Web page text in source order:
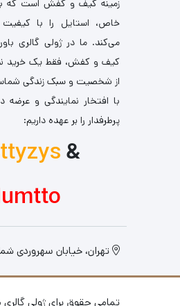
زمینه کیف و کفش است که با
خاص، استایل را با
می‌کند. ما در ژولی گالری
کیف و کفش، فقط یک خرید
از شخصیت و سبک زندگی
با افتخار نمایندگی و
پرطرفدار را بر عهده داریم:
&
تهران، خیابان سهروردی
تمامی حقوق برای ژولی